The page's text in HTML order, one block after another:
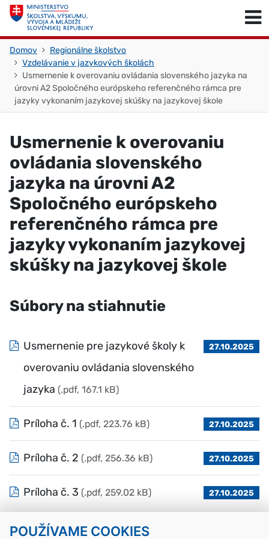
POUŽÍVAME COOKIES
Skočiť na obsah
Domov
Regionálne školstvo
Vzdelávanie v jazykových školách
Usmernenie k overovaniu ovládania slovenského jazyka na
úrovni A2 Spoločného európskeho referenčného rámca pre
jazyky vykonaním jazykovej skúšky na jazykovej škole
Usmernenie k overovaniu
ovládania slovenského
jazyka na úrovni A2
Spoločného európskeho
referenčného rámca pre
jazyky vykonaním jazykovej
skúšky na jazykovej škole
Súbory na stiahnutie
Usmernenie pre jazykové školy k
overovaniu ovládania slovenského
jazyka (.pdf, 167.1 kB)
27.10.2025
Príloha č. 1 (.pdf, 223.76 kB) 27.10.2025
Príloha č. 2 (.pdf, 256.36 kB) 27.10.2025
Príloha č. 3 (.pdf, 259.02 kB) 27.10.2025
Skočiť na začiatok stránky